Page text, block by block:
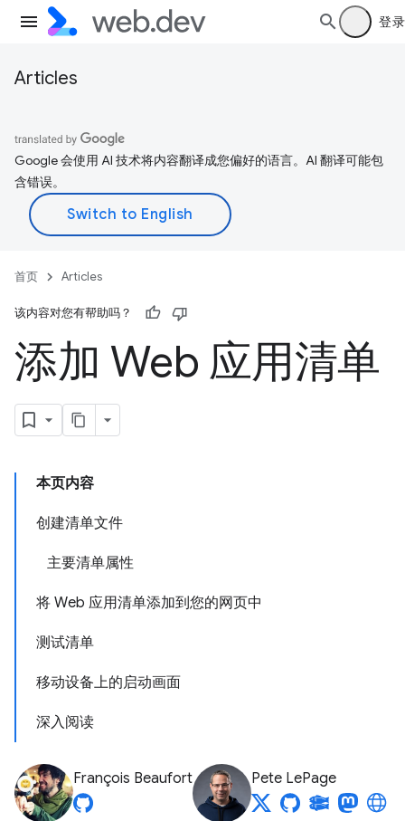
登录
Articles
Google 会使用 AI 技术将内容翻译成您偏好的语言。AI 翻译可能包
含错误。
首页 Articles
该内容对您有帮助吗？
添加 Web 应用清单
本页内容
创建清单文件
主要清单属性
将 Web 应用清单添加到您的网页中
测试清单
移动设备上的启动画面
深入阅读
François Beaufort Pete LePage